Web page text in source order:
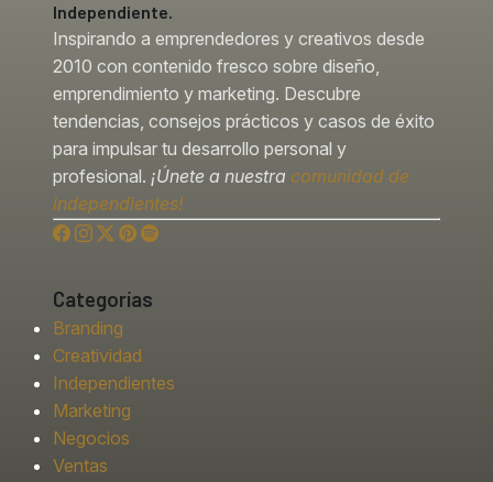
Independiente.
Inspirando a emprendedores y creativos desde
2010 con contenido fresco sobre diseño,
emprendimiento y marketing. Descubre
tendencias, consejos prácticos y casos de éxito
para impulsar tu desarrollo personal y
profesional. ¡Únete a nuestra comunidad de
independientes!
Categorías
Branding
Creatividad
Independientes
Marketing
Negocios
Ventas